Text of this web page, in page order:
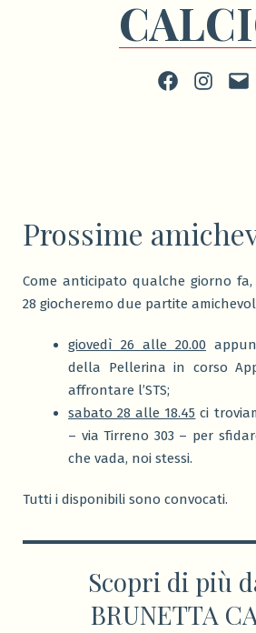
FacebookInstagram
scrivi
Prossime
Come anticipato qualche giorno
28 giocheremo due partite
giovedì 26 alle 20.00
della Pellerina in corso
affrontare l’STS;
sabato 28 alle 18.45 ci
– via Tirreno 303 – per
che vada, noi stessi.
Tutti i disponibili sono convocati.
Scopri di più
BRUNETTA